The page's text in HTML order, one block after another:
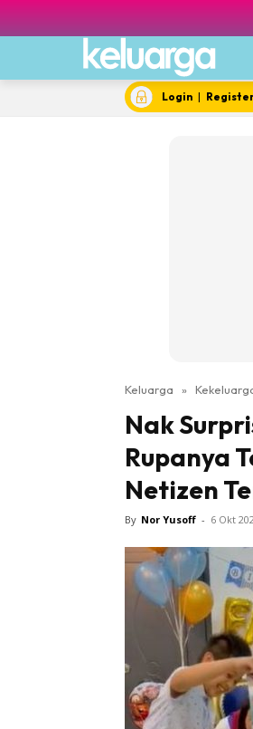
Login |
Keluarga »
Nak
Rupanya
Netizen
By Nor Yusoff - 6 Okt